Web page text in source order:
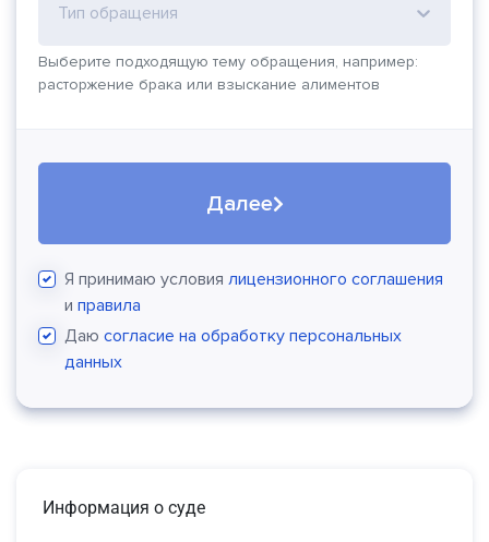
Тип обращения
Выберите подходящую тему обращения, например:
расторжение брака или взыскание алиментов
Далее
Я принимаю условия лицензионного соглашения
и правила
Даю согласие на обработку персональных
данных
Информация о суде